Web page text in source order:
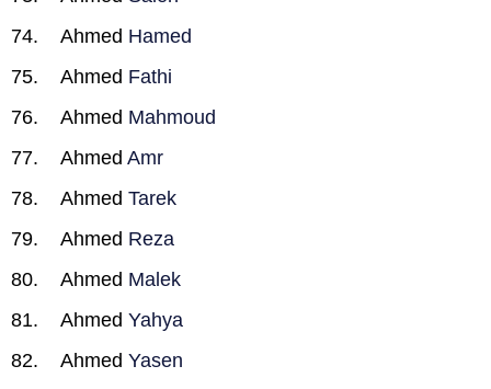
Ahmed Hamed
Ahmed Fathi
Ahmed Mahmoud
Ahmed Amr
Ahmed Tarek
Ahmed Reza
Ahmed Malek
Ahmed Yahya
Ahmed Yasen